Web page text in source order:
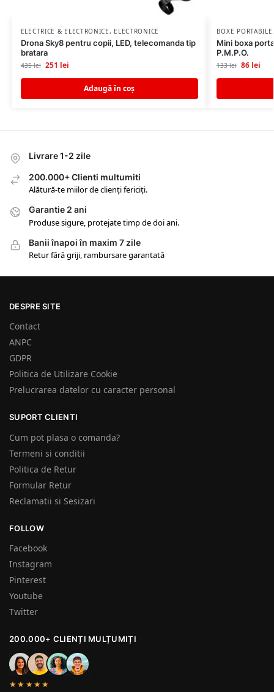
ELECTRICE & ELECTRONICE, ELECTRONICE
Drona Sky8 pentru copii, LED, telecomanda tip
bratara
435lei 251 lei
Adaugă în coș
BOXE PORTABILE
Mini boxa
P.M.P.O.
133lei 86 lei
Livrare 1-2 zile
200.000+ Clienti multumiti
Alătură-te miilor de clienți fericiți.
Garantie 2 ani
Produse sigure, protejate timp de doi ani.
Banii înapoi în maxim 7 zile
Retur fără griji, rambursare garantată
DESPRE SITE
Contact
ANPC
GDPR
Politica de Utilizare Cookie
Prelucrarea datelor cu caracter personal
SUPORT CLIENTI
Cum pot plasa o comanda?
Termeni si conditii
Politica de Retur
Formular Retur
Reclamatii si Sesizari
FOLLOW
Facebook
Instagram
Pinterest
Youtube
Twitter
200.000+ CLIENȚI MULȚUMIȚI
★★★★★